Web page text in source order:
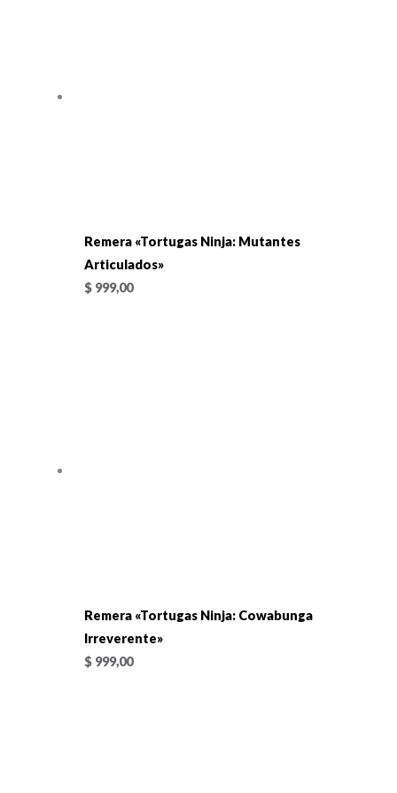
Remera «Tortugas Ninja: Mutantes
Articulados»
$ 999,00
Remera «Tortugas Ninja: Cowabunga
Irreverente»
$ 999,00